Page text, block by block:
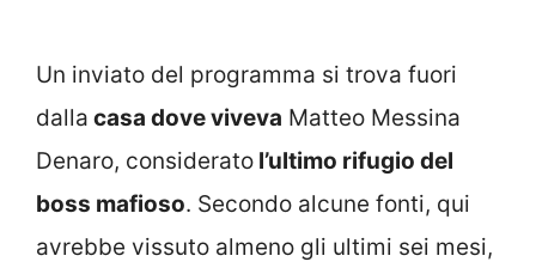
Un inviato del programma si trova fuori
dalla casa dove viveva Matteo Messina
Denaro, considerato l’ultimo rifugio del
boss mafioso. Secondo alcune fonti, qui
avrebbe vissuto almeno gli ultimi sei mesi,